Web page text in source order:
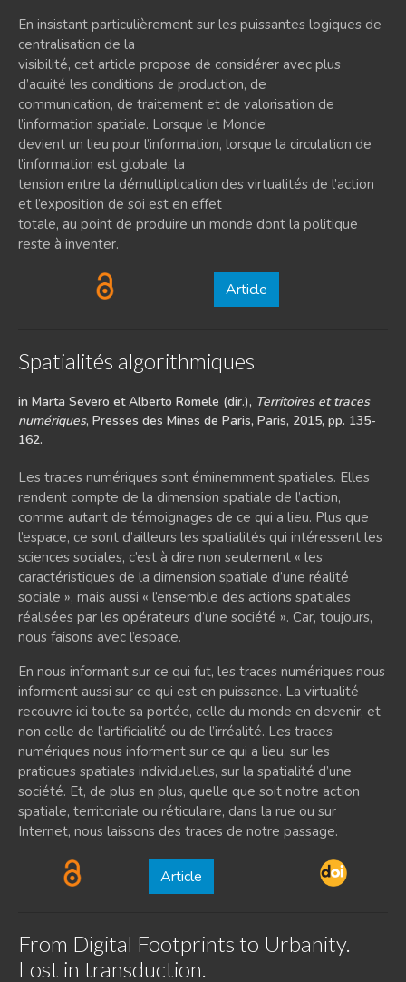
En insistant particulièrement sur les puissantes logiques de
centralisation de la
visibilité, cet article propose de considérer avec plus
d’acuité les conditions de production, de
communication, de traitement et de valorisation de
l’information spatiale. Lorsque le Monde
devient un lieu pour l’information, lorsque la circulation de
l’information est globale, la
tension entre la démultiplication des virtualités de l’action
et l’exposition de soi est en effet
totale, au point de produire un monde dont la politique
reste à inventer.
Article
Spatialités algorithmiques
in Marta Severo et Alberto Romele (dir.), Territoires et traces
numériques, Presses des Mines de Paris, Paris, 2015, pp. 135-
162.
Les traces numériques sont éminemment spatiales. Elles
rendent compte de la dimension spatiale de l’action,
comme autant de témoignages de ce qui a lieu. Plus que
l’espace, ce sont d’ailleurs les spatialités qui intéressent les
sciences sociales, c’est à dire non seulement « les
caractéristiques de la dimension spatiale d’une réalité
sociale », mais aussi « l’ensemble des actions spatiales
réalisées par les opérateurs d’une société ». Car, toujours,
nous faisons avec l’espace.
En nous informant sur ce qui fut, les traces numériques nous
informent aussi sur ce qui est en puissance. La virtualité
recouvre ici toute sa portée, celle du monde en devenir, et
non celle de l’artificialité ou de l’irréalité. Les traces
numériques nous informent sur ce qui a lieu, sur les
pratiques spatiales individuelles, sur la spatialité d’une
société. Et, de plus en plus, quelle que soit notre action
spatiale, territoriale ou réticulaire, dans la rue ou sur
Internet, nous laissons des traces de notre passage.
Article
From Digital Footprints to Urbanity.
Lost in transduction.